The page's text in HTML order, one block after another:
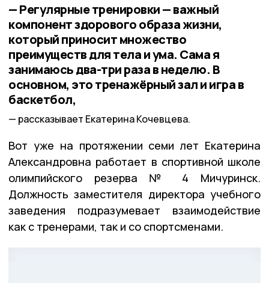
— Регулярные тренировки — важный
компонент здорового образа жизни,
который приносит множество
преимуществ для тела и ума. Сама я
занимаюсь два-три раза в неделю. В
основном, это тренажёрный зал и игра в
баскетбол,
рассказывает Екатерина Кочевцева.
Вот уже на протяжении семи лет Екатерина
Александровна работает в спортивной школе
олимпийского резерва № 4 Мичуринск.
Должность заместителя директора учебного
заведения подразумевает взаимодействие
как с тренерами, так и со спортсменами.